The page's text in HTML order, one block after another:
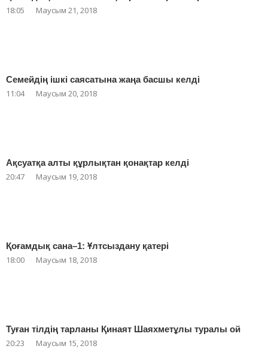
18:05 Маусым 21, 2018
Семейдің ішкі саясатына жаңа басшы келді
11:04 Маусым 20, 2018
Ақсуатқа алты құрлықтан қонақтар келді
20:47 Маусым 19, 2018
Қоғамдық сана–1: Ұлтсыздану қатері
18:00 Маусым 18, 2018
Туған тілдің тарланы Қинаят Шаяхметұлы туралы ой
20:23 Маусым 15, 2018